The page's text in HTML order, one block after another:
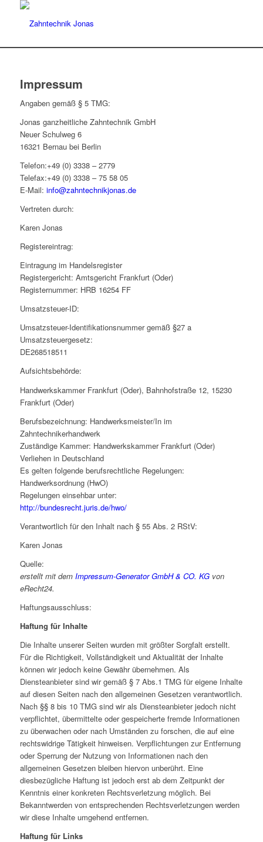
Impressum
Angaben gemäß § 5 TMG:
Jonas ganzheitliche Zahntechnik GmbH
Neuer Schulweg 6
16321 Bernau bei Berlin
Telefon:+49 (0) 3338 – 2779
Telefax:+49 (0) 3338 – 75 58 05
E-Mail: info@zahntechnikjonas.de
Vertreten durch:
Karen Jonas
Registereintrag:
Eintragung im Handelsregister
Registergericht: Amtsgericht Frankfurt (Oder)
Registernummer: HRB 16254 FF
Umsatzsteuer-ID:
Umsatzsteuer-Identifikationsnummer gemäß §27 a
Umsatzsteuergesetz:
DE268518511
Aufsichtsbehörde:
Handwerkskammer Frankfurt (Oder), Bahnhofstraße 12, 15230
Frankfurt (Oder)
Berufsbezeichnung: Handwerksmeister/In im
Zahntechnikerhandwerk
Zuständige Kammer: Handwerkskammer Frankfurt (Oder)
Verliehen in Deutschland
Es gelten folgende berufsrechtliche Regelungen:
Handwerksordnung (HwO)
Regelungen einsehbar unter:
http://bundesrecht.juris.de/hwo/
Verantwortlich für den Inhalt nach § 55 Abs. 2 RStV:
Karen Jonas
Quelle:
erstellt mit dem Impressum-Generator GmbH & CO. KGvon
eRecht24.
Haftungsausschluss:
Haftung für Inhalte
Die Inhalte unserer Seiten wurden mit größter Sorgfalt erstellt.
Für die Richtigkeit, Vollständigkeit und Aktualität der Inhalte
können wir jedoch keine Gewähr übernehmen. Als
Diensteanbieter sind wir gemäß § 7 Abs.1 TMG für eigene Inhalte
auf diesen Seiten nach den allgemeinen Gesetzen verantwortlich.
Nach §§ 8 bis 10 TMG sind wir als Diensteanbieter jedoch nicht
verpflichtet, übermittelte oder gespeicherte fremde Informationen
zu überwachen oder nach Umständen zu forschen, die auf eine
rechtswidrige Tätigkeit hinweisen. Verpflichtungen zur Entfernung
oder Sperrung der Nutzung von Informationen nach den
allgemeinen Gesetzen bleiben hiervon unberührt. Eine
diesbezügliche Haftung ist jedoch erst ab dem Zeitpunkt der
Kenntnis einer konkreten Rechtsverletzung möglich. Bei
Bekanntwerden von entsprechenden Rechtsverletzungen werden
wir diese Inhalte umgehend entfernen.
Haftung für Links